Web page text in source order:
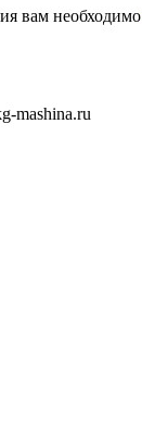
вам необходимо
mashina.ru